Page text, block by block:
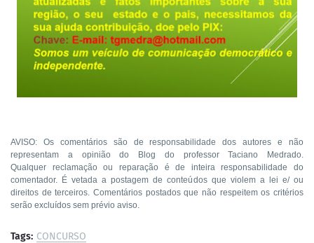
AVISO: Os comentários são de responsabilidade dos autores e não
representam a opinião do Blog do professor Taciano Medrado.
Qualquer reclamação ou reparação é de inteira responsabilidade do
comentador. É vetada a postagem de conteúdos que violem a lei e/ ou
direitos de terceiros. Comentários postados que não respeitem os critérios
serão excluídos sem prévio aviso.
Tags: CONCURSO